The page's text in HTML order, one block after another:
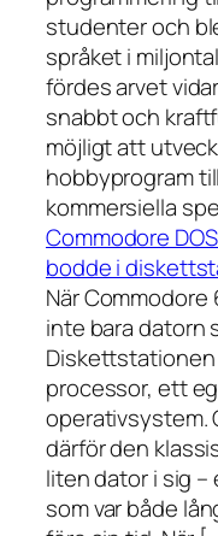
studenter och
språket i
fördes arvet
snabbt och
möjligt att
hobbyprogram
kommersiella
Commodore
bodde i
När
inte bara datorn
processor, ett
operativsystem.
därför den
liten dator i sig
som var både